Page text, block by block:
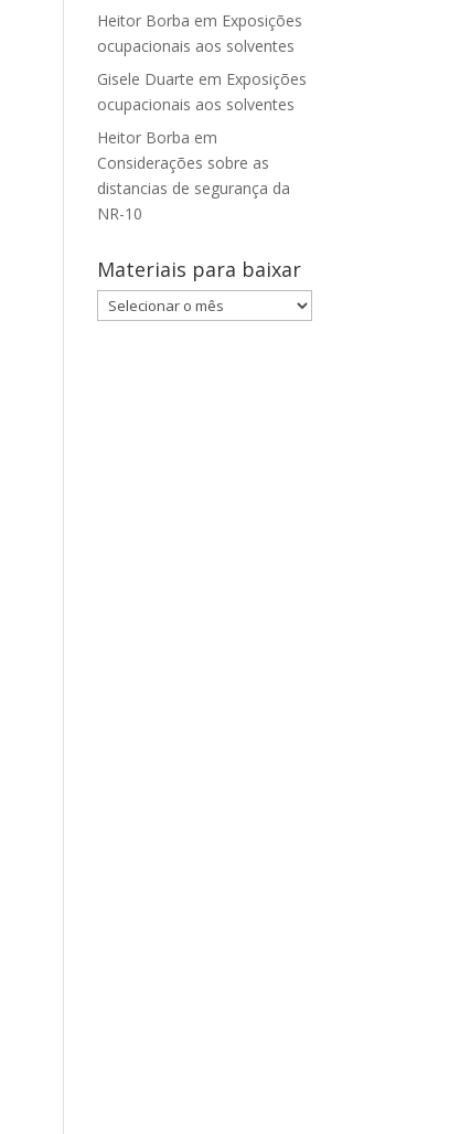
Heitor Borba em Exposições
ocupacionais aos solventes
Gisele Duarte em Exposições
ocupacionais aos solventes
Heitor Borba em
Considerações sobre as
distancias de segurança da
NR-10
Materiais para baixar
Materiais
para